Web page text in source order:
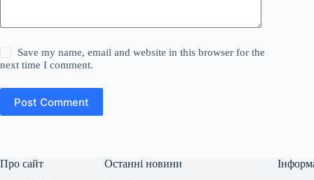
Save my name, email and website in this browser for the
next time I comment.
Post Comment
Про сайт Останні новини